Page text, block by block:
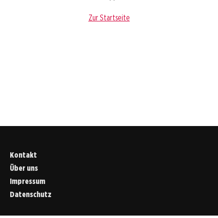
Zur Startseite
Kontakt
Über uns
Impressum
Datenschutz